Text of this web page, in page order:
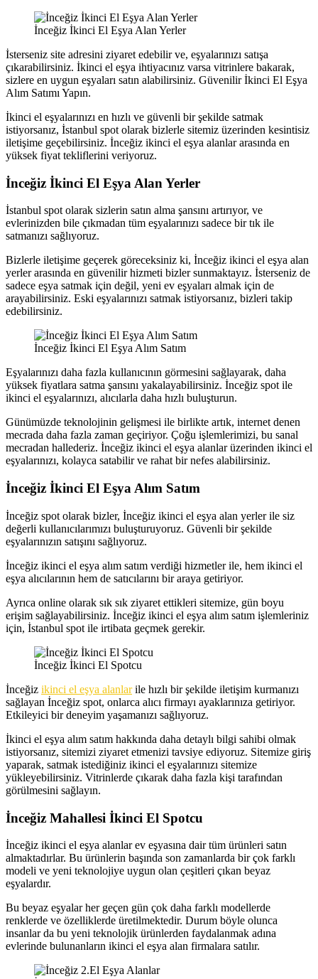
İnceğiz İkinci El Eşya Alan Yerler
İsterseniz site adresini ziyaret edebilir ve, eşyalarınızı satışa
çıkarabilirsiniz. İkinci el eşya ihtiyacınız varsa vitrinlere bakarak,
sizlere en uygun eşyaları satın alabilirsiniz. Güvenilir İkinci El Eşya
Alım Satımı Yapın.
İkinci el eşyalarınızı en hızlı ve güvenli bir şekilde satmak
istiyorsanız, İstanbul spot olarak bizlerle sitemiz üzerinden kesintisiz
iletişime geçebilirsiniz. İnceğiz ikinci el eşya alanlar arasında en
yüksek fiyat tekliflerini veriyoruz.
İnceğiz İkinci El Eşya Alan Yerler
İstanbul spot olarak sizlerin satın alma şansını artırıyor, ve
evlerinizden bile çıkmadan tüm eşyalarınızı sadece bir tık ile
satmanızı sağlıyoruz.
Bizlerle iletişime geçerek göreceksiniz ki, İnceğiz ikinci el eşya alan
yerler arasında en güvenilir hizmeti bizler sunmaktayız. İsterseniz de
sadece eşya satmak için değil, yeni ev eşyaları almak için de
arayabilirsiniz. Eski eşyalarınızı satmak istiyorsanız, bizleri takip
edebilirsiniz.
İnceğiz İkinci El Eşya Alım Satım
Eşyalarınızı daha fazla kullanıcının görmesini sağlayarak, daha
yüksek fiyatlara satma şansını yakalayabilirsiniz. İnceğiz spot ile
ikinci el eşyalarınızı, alıcılarla daha hızlı buluşturun.
Günümüzde teknolojinin gelişmesi ile birlikte artık, internet denen
mecrada daha fazla zaman geçiriyor. Çoğu işlemlerimizi, bu sanal
mecradan hallederiz. İnceğiz ikinci el eşya alanlar üzerinden ikinci el
eşyalarınızı, kolayca satabilir ve rahat bir nefes alabilirsiniz.
İnceğiz İkinci El Eşya Alım Satım
İnceğiz spot olarak bizler, İnceğiz ikinci el eşya alan yerler ile siz
değerli kullanıcılarımızı buluşturuyoruz. Güvenli bir şekilde
eşyalarınızın satışını sağlıyoruz.
İnceğiz ikinci el eşya alım satım verdiği hizmetler ile, hem ikinci el
eşya alıcılarının hem de satıcılarını bir araya getiriyor.
Ayrıca online olarak sık sık ziyaret ettikleri sitemize, gün boyu
erişim sağlayabilirsiniz. İnceğiz ikinci el eşya alım satım işlemleriniz
için, İstanbul spot ile irtibata geçmek gerekir.
İnceğiz İkinci El Spotcu
İnceğiz ikinci el eşya alanlarile hızlı bir şekilde iletişim kurmanızı
sağlayan İnceğiz spot, onlarca alıcı firmayı ayaklarınıza getiriyor.
Etkileyici bir deneyim yaşamanızı sağlıyoruz.
İkinci el eşya alım satım hakkında daha detaylı bilgi sahibi olmak
istiyorsanız, sitemizi ziyaret etmenizi tavsiye ediyoruz. Sitemize giriş
yaparak, satmak istediğiniz ikinci el eşyalarınızı sitemize
yükleyebilirsiniz. Vitrinlerde çıkarak daha fazla kişi tarafından
görülmesini sağlayın.
İnceğiz Mahallesi İkinci El Spotcu
İnceğiz ikinci el eşya alanlar ev eşyasına dair tüm ürünleri satın
almaktadırlar. Bu ürünlerin başında son zamanlarda bir çok farklı
modeli ve yeni teknolojiye uygun olan çeşitleri çıkan beyaz
eşyalardır.
Bu beyaz eşyalar her geçen gün çok daha farklı modellerde
renklerde ve özelliklerde üretilmektedir. Durum böyle olunca
insanlar da bu yeni teknolojik ürünlerden faydalanmak adına
evlerinde bulunanların ikinci el eşya alan firmalara satılır.